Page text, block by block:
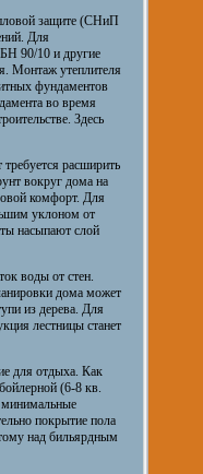
защите (СНиП
Для
90/10 и другие
Монтаж утеплителя
фундаментов
во время
Здесь
требуется расширить
вокруг дома на
комфорт. Для
уклоном от
насыпают слой
воды от стен.
дома может
из дерева. Для
лестницы станет
для отдыха. Как
(6-8 кв.
минимальные
покрытие пола
над бильярдным